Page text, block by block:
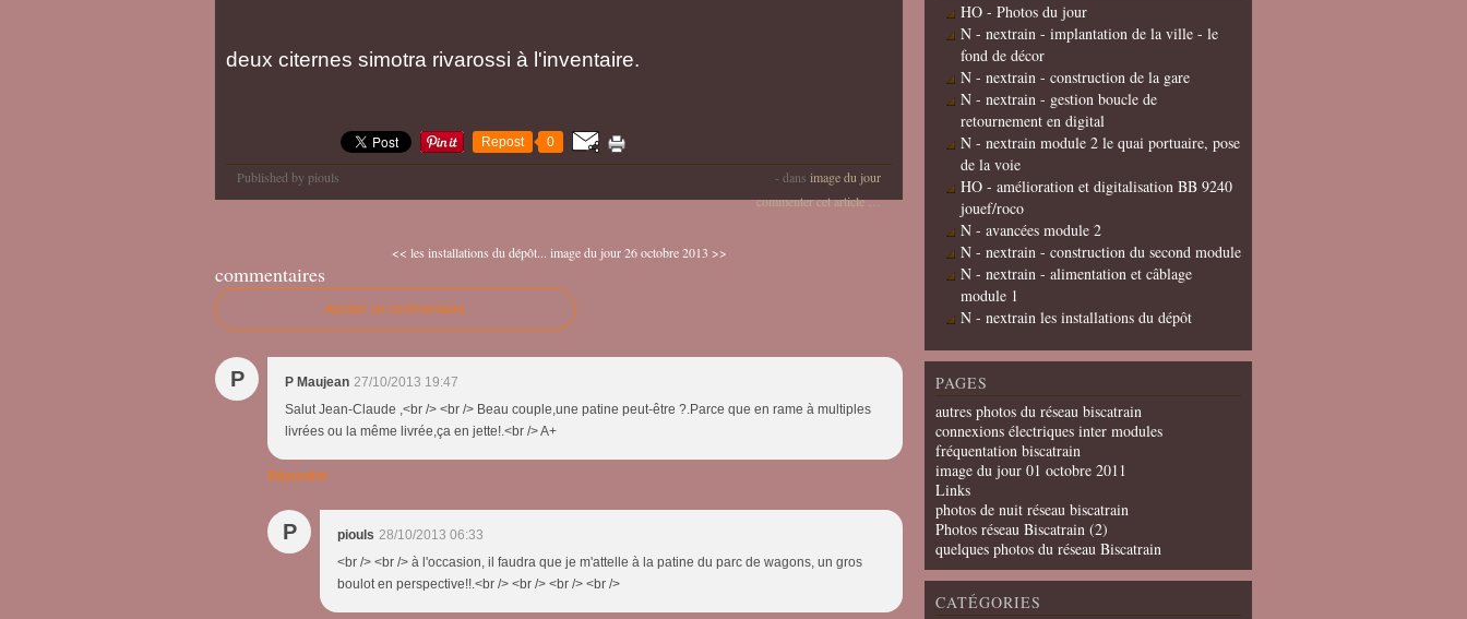
deux citernes simotra rivarossi à l'inventaire.
Repost 0
Published by piouls - dans image du jour
commenter cet article…
<< les installations du dépôt... image du jour 26 octobre 2013 >>
commentaires
Ajouter un commentaire
P P Maujean 27/10/2013 19:47
Salut Jean-Claude ,<br /> <br /> Beau couple,une patine peut-être ?.Parce que en rame à multiples
livrées ou la même livrée,ça en jette!.<br /> A+
Répondre
P piouls 28/10/2013 06:33
<br /> <br /> à l'occasion, il faudra que je m'attelle à la patine du parc de wagons, un gros
boulot en perspective!!.<br /> <br /> <br /> <br />
HO - Photos du jour
N - nextrain - implantation de la ville - le
fond de décor
N - nextrain - construction de la gare
N - nextrain - gestion boucle de
retournement en digital
N - nextrain module 2 le quai portuaire, pose
de la voie
HO - amélioration et digitalisation BB 9240
jouef/roco
N - avancées module 2
N - nextrain - construction du second module
N - nextrain - alimentation et câblage
module 1
N - nextrain les installations du dépôt
PAGES
autres photos du réseau biscatrain
connexions électriques inter modules
fréquentation biscatrain
image du jour 01 octobre 2011
Links
photos de nuit réseau biscatrain
Photos réseau Biscatrain (2)
quelques photos du réseau Biscatrain
CATÉGORIES